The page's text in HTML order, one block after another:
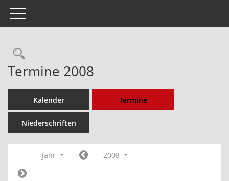
Toggle navigation
Rechercheauswahl
Termine 2008
Kalender Termine
Niederschriften
Jahr 2008